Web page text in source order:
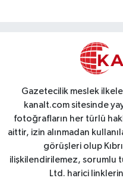
Gazetecilik meslek
kanalt.com sitesinde
fotoğrafların her türlü
aittir, izin alınmadan
görüşleri olup
ilişkilendirilemez, sorumlu
Ltd. harici